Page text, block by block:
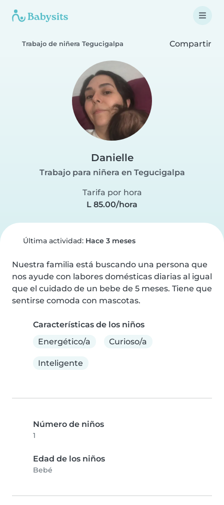
Trabajo de niñera Tegucigalpa Compartir
Danielle
Trabajo para niñera en Tegucigalpa
Tarifa por hora
L 85.00/hora
Última actividad: Hace 3 meses
Nuestra familia está buscando una persona que
nos ayude con labores domésticas diarias al igual
que el cuidado de un bebe de 5 meses. Tiene que
sentirse comoda con mascotas.
Características de los niños
Energético/a
Curioso/a
Inteligente
Número de niños
1
Edad de los niños
Bebé